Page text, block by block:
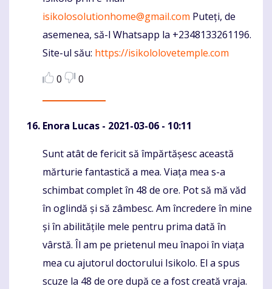
isikolosolutionhome@gmail.com Puteți, de
asemenea, să-l Whatsapp la +2348133261196.
Site-ul său: https://isikololovetemple.com
0
0
Enora Lucas - 2021-03-06 - 10:11
Komentaras
Sunt atât de fericit să împărtășesc această
mărturie fantastică a mea. Viața mea s-a
schimbat complet în 48 de ore. Pot să mă văd
în oglindă și să zâmbesc. Am încredere în mine
și în abilitățile mele pentru prima dată în
vârstă. Îl am pe prietenul meu înapoi în viața
mea cu ajutorul doctorului Isikolo. El a spus
scuze la 48 de ore după ce a fost creată vraja.